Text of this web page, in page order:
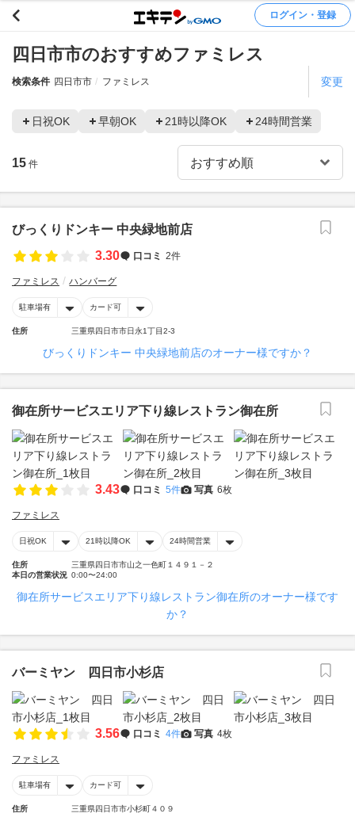
ログイン・登録
四日市市のおすすめファミレス
検索条件 四日市市 ファミレス 変更
日祝OK 早朝OK 21時以降OK 24時間営業
15 件
びっくりドンキー 中央緑地前店
3.30
口コミ 2件
ファミレス ハンバーグ
駐車場有 カード可
住所 三重県四日市市日永1丁目2-3
びっくりドンキー 中央緑地前店のオーナー様ですか？
御在所サービスエリア下り線レストラン御在所
3.43 口コミ 5件 写真 6枚
ファミレス
日祝OK 21時以降OK 24時間営業
住所
三重県四日市市山之一色町１４９１－２
本日の営業状況 0:00〜24:00
御在所サービスエリア下り線レストラン御在所のオーナー様です
か？
バーミヤン 四日市小杉店
3.56 口コミ 4件 写真 4枚
ファミレス
駐車場有 カード可
住所 三重県四日市市小杉町４０９